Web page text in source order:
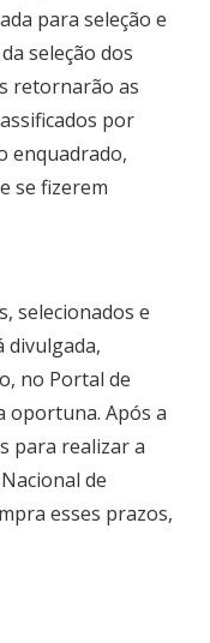
para seleção e
seleção dos
retornarão as
por
enquadrado,
se fizerem
selecionados e
divulgada,
no Portal de
oportuna. Após a
para realizar a
de
esses prazos,